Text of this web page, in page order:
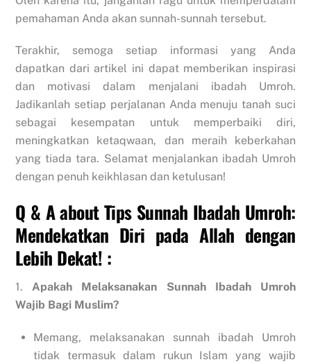
pemahaman Anda akan sunnah-sunnah tersebut.
Terakhir, semoga setiap informasi yang Anda
dapatkan dari artikel ini dapat memberikan inspirasi
dan motivasi dalam menjalani ibadah Umroh.
Jadikanlah setiap perjalanan Anda menuju tanah suci
sebagai kesempatan untuk memperbaiki diri,
meningkatkan ketaqwaan, dan meraih keberkahan
yang tiada tara. Selamat menjalankan ibadah Umroh
dengan penuh keikhlasan dan ketulusan!
Q & A about Tips Sunnah Ibadah Umroh:
Mendekatkan Diri pada Allah dengan
Lebih Dekat! :
1.Apakah Melaksanakan Sunnah Ibadah Umroh
Wajib Bagi Muslim?
Memang, melaksanakan sunnah ibadah Umroh
tidak termasuk dalam rukun Islam yang wajib